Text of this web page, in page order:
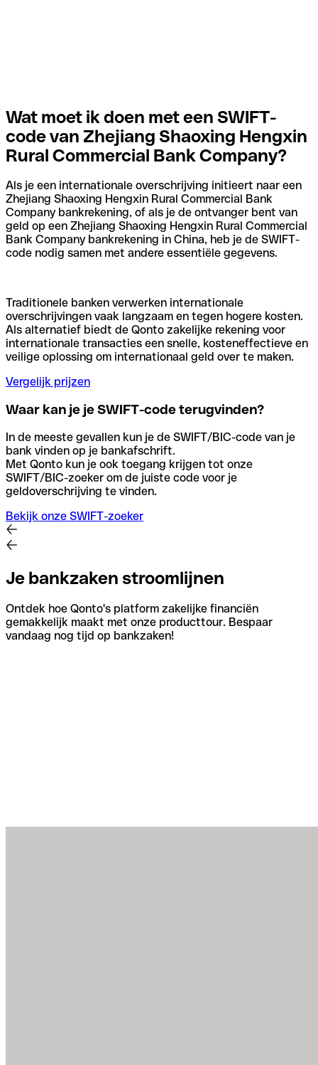
Wat moet ik doen met een SWIFT-
code van Zhejiang Shaoxing Hengxin
Rural Commercial Bank Company?
Als je een internationale overschrijving initieert naar een
Zhejiang Shaoxing Hengxin Rural Commercial Bank
Company bankrekening, of als je de ontvanger bent van
geld op een Zhejiang Shaoxing Hengxin Rural Commercial
Bank Company bankrekening in China, heb je de SWIFT-
code nodig samen met andere essentiële gegevens.
Traditionele banken verwerken internationale
overschrijvingen vaak langzaam en tegen hogere kosten.
Als alternatief biedt de Qonto zakelijke rekening voor
internationale transacties een snelle, kosteneffectieve en
veilige oplossing om internationaal geld over te maken.
Vergelijk prijzen
Waar kan je je SWIFT-code terugvinden?
In de meeste gevallen kun je de SWIFT/BIC-code van je
bank vinden op je bankafschrift.
Met Qonto kun je ook toegang krijgen tot onze
SWIFT/BIC-zoeker om de juiste code voor je
geldoverschrijving te vinden.
Bekijk onze SWIFT-zoeker
Je bankzaken stroomlijnen
Ontdek hoe Qonto's platform zakelijke financiën
gemakkelijk maakt met onze producttour. Bespaar
vandaag nog tijd op bankzaken!